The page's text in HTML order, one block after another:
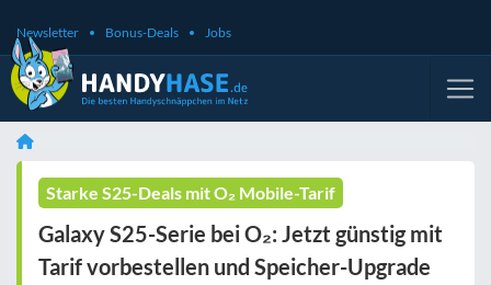
Newsletter Bonus-Deals Jobs
Starke S25-Deals mit O₂ Mobile-Tarif
Galaxy S25-Serie bei O₂: Jetzt günstig mit
Tarif vorbestellen und Speicher-Upgrade